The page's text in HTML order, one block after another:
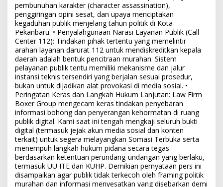
pembunuhan karakter (character assassination),
penggiringan opini sesat, dan upaya menciptakan
kegaduhan publik menjelang tahun politik di Kota
Pekanbaru. • Penyalahgunaan Narasi Layanan Publik (Call
Center 112): Tindakan pihak tertentu yang memelintir
arahan layanan darurat 112 untuk mendiskreditkan kepala
daerah adalah bentuk pencitraan murahan. Sistem
pelayanan publik tentu memiliki mekanisme dan jalur
instansi teknis tersendiri yang berjalan sesuai prosedur,
bukan untuk dijadikan alat provokasi di media sosial. •
Peringatan Keras dan Langkah Hukum Lanjutan: Law Firm
Boxer Group mengecam keras tindakan penyebaran
informasi bohong dan penyerangan kehormatan di ruang
publik digital. Kami saat ini tengah mengkaji seluruh bukti
digital (termasuk jejak akun media sosial dan konten
terkait) untuk segera melayangkan Somasi Terbuka serta
menempuh langkah hukum pidana secara tegas
berdasarkan ketentuan perundang-undangan yang berlaku,
termasuk UU ITE dan KUHP. Demikian pernyataan pers ini
disampaikan agar publik tidak terkecoh oleh framing politik
murahan dan informasi menyesatkan yang disebarkan demi